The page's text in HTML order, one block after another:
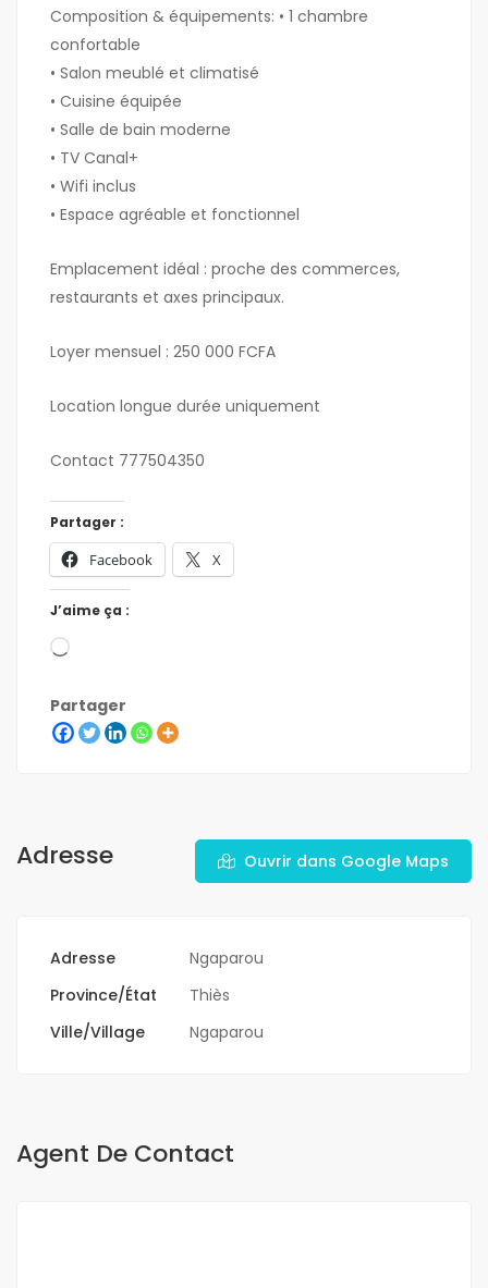
Composition & équipements: • 1 chambre
confortable
• Salon meublé et climatisé
• Cuisine équipée
• Salle de bain moderne
• TV Canal+
• Wifi inclus
• Espace agréable et fonctionnel
Emplacement idéal : proche des commerces,
restaurants et axes principaux.
Loyer mensuel : 250 000 FCFA
Location longue durée uniquement
Contact 777504350
Partager :
Facebook X
J’aime ça :
Partager
Adresse Ouvrir dans Google Maps
Adresse
Ngaparou
Province/État
Thiès
Ville/Village
Ngaparou
Agent De Contact